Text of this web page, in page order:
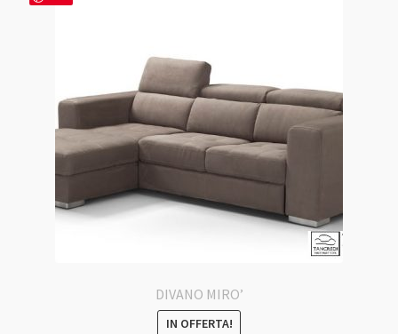
DIVANO MIRO’
IN OFFERTA!